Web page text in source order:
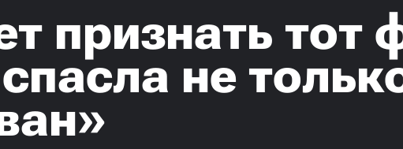
признать тот
не